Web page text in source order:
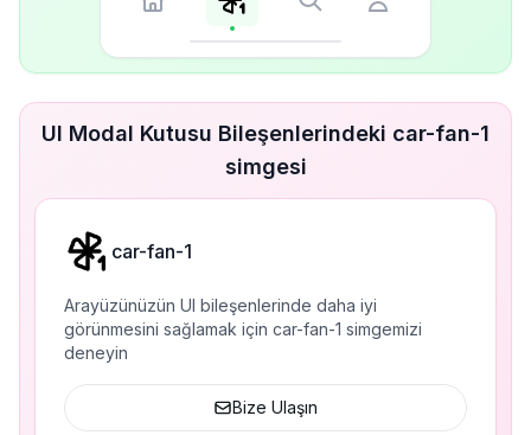
UI Modal Kutusu Bileşenlerindeki car-fan-1
simgesi
car-fan-1
Arayüzünüzün UI bileşenlerinde daha iyi
görünmesini sağlamak için car-fan-1 simgemizi
deneyin
Bize Ulaşın